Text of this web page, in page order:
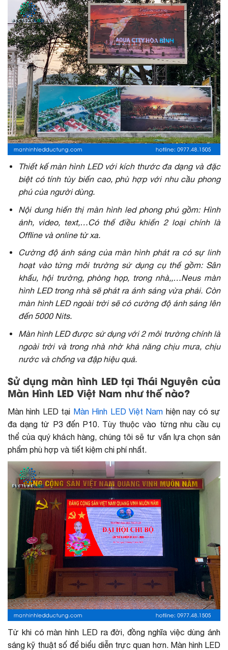
Thiết kế màn hình LED với kích thước đa dạng và đặc
biệt có tính tùy biến cao, phù hợp với nhu cầu phong
phú của người dùng.
Nội dung hiển thị màn hình led phong phú gồm: Hình
ảnh, video, text,…Có thể điều khiển 2 loại chính là
Offline và online từ xa.
Cường độ ánh sáng của màn hình phát ra có sự linh
hoạt vào từng môi trường sử dụng cụ thể gồm: Sân
khấu, hội trường, phòng họp, trong nhà,,…Neus màn
hình LED trong nhà sẽ phát ra ánh sáng vừa phải. Còn
màn hình LED ngoài trời sẽ có cường độ ánh sáng lên
đến 5000 Nits.
Màn hình LED được sử dụng với 2 môi trường chính là
ngoài trời và trong nhà nhờ khả năng chịu mưa, chịu
nước và chống va đập hiệu quả.
Sử dụng màn hình LED tại Thái Nguyên của
Màn Hình LED Việt Nam như thế nào?
Màn hình LED tại Màn Hình LED Việt Nam hiện nay có sự
đa dạng từ P3 đến P10. Tùy thuộc vào từng nhu cầu cụ
thể của quý khách hàng, chúng tôi sẽ tư vấn lựa chọn sản
phẩm phù hợp và tiết kiệm chi phí nhất.
Từ khi có màn hình LED ra đời, đồng nghĩa việc dùng ánh
sáng kỹ thuật số để biểu diễn trực quan hơn. Màn hình LED